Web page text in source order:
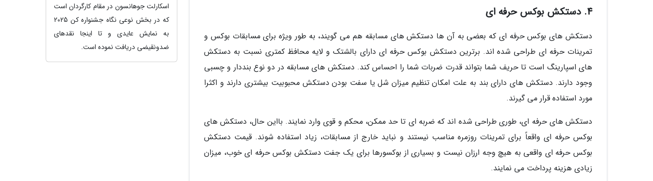
4. دستکش بوکس حرفه ای
دستکش های بوکس حرفه ای که بعضی به آن ها دستکش های مسابقه هم می گویند، به طور ویژه برای مسابقات بوکس و
تمرینات حرفه ای طراحی شده اند. برترین دستکش بوکس حرفه ای دارای بالشتک و لایه محافظ کمتری نسبت به دستکش
های اسپارینگ است تا حریف شما بتواند قدرت ضربات شما را احساس کند. دستکش های مسابقه در دو نوع بنددار و چسبی
وجود دارند. دستکش های دارای بند به علت امکان تنظیم میزان شل یا سفت بودن دستکش محبوبیت بیشتری دارند و اکثرا
مورد استفاده قرار می گیرند.
دستکش های حرفه ای، طوری طراحی شده اند که ضربه ای تا حد ممکن، محکم و قوی وارد نمایند. بااین حال، دستکش های
بوکس حرفه ای واقعاً برای تمرینات روزمره مناسب نیستند و نباید خارج از مسابقات، زیاد استفاده شوند. قیمت دستکش
بوکس حرفه ای واقعی به هیچ وجه ارزان نیست و بسیاری از بوکسورها برای یک جفت دستکش بوکس حرفه ای خوب، میزان
زیادی هزینه پرداخت می نمایند.
اسکارلت جوهانسون در مقام کارگردان است
که در بخش نوعی نگاه جشنواره کن 2025
به نمایش عایدی و تا اینجا نقدهای
ضدونقیضی دریافت نموده است.